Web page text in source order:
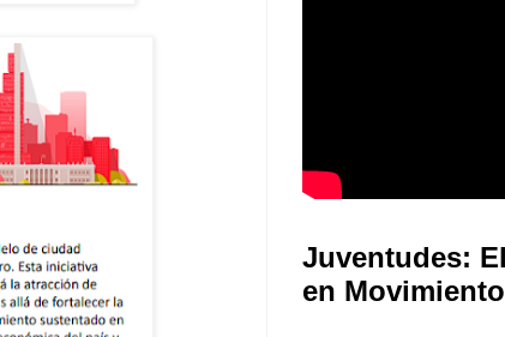
Juventudes:
en Movimiento